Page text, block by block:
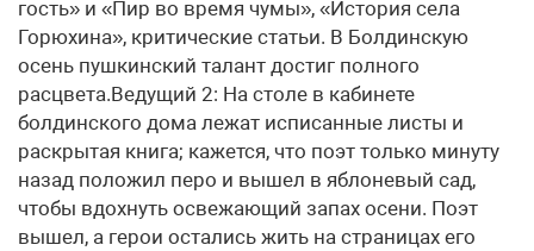
гость» и «Пир во время чумы», «История села
Горюхина», критические статьи. В Болдинскую
осень пушкинский талант достиг полного
расцвета.Ведущий 2: На столе в кабинете
болдинского дома лежат исписанные листы и
раскрытая книга; кажется, что поэт только минуту
назад положил перо и вышел в яблоневый сад,
чтобы вдохнуть освежающий запах осени. Поэт
вышел, а герои остались жить на страницах его